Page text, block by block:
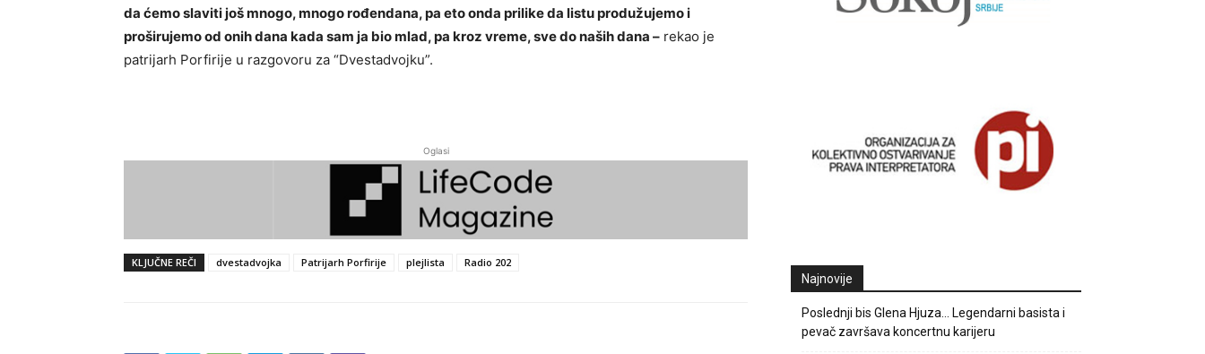
da ćemo slaviti još mnogo, mnogo rođendana, pa eto onda prilike da listu produžujemo i
proširujemo od onih dana kada sam ja bio mlad, pa kroz vreme, sve do naših dana – rekao je
patrijarh Porfirije u razgovoru za “Dvestadvojku”.
Oglasi
KLJUČNE REČI dvestadvojka Patrijarh Porfirije plejlista Radio 202
Najnovije
Poslednji bis Glena Hjuza… Legendarni basista i
pevač završava koncertnu karijeru